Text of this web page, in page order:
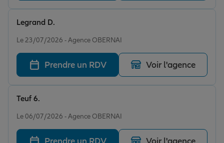
Le 23/07/2026 - Agence OBERNAI
Legrand D.
Prendre un RDV Voir l'agence
Le 06/07/2026 - Agence OBERNAI
Teuf 6.